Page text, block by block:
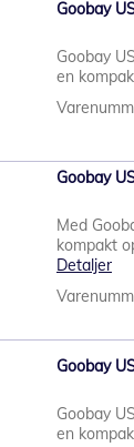
Goobay
Goobay
en
Goobay
Med
kompakt
Detaljer
Goobay
Goobay
en